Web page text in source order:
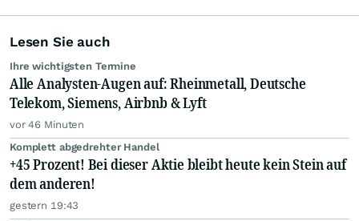
Lesen Sie auch
Ihre wichtigsten Termine
Alle Analysten-Augen auf: Rheinmetall, Deutsche
Telekom, Siemens, Airbnb & Lyft
vor 46 Minuten
Komplett abgedrehter Handel
+45 Prozent! Bei dieser Aktie bleibt heute kein Stein auf
dem anderen!
gestern 19:43